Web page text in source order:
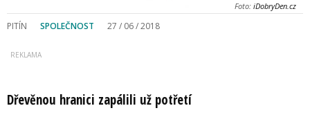
Foto: iDobryDen.cz
PITÍN SPOLEČNOST 27 / 06 / 2018
Dřevěnou hranici zapálili už potřetí